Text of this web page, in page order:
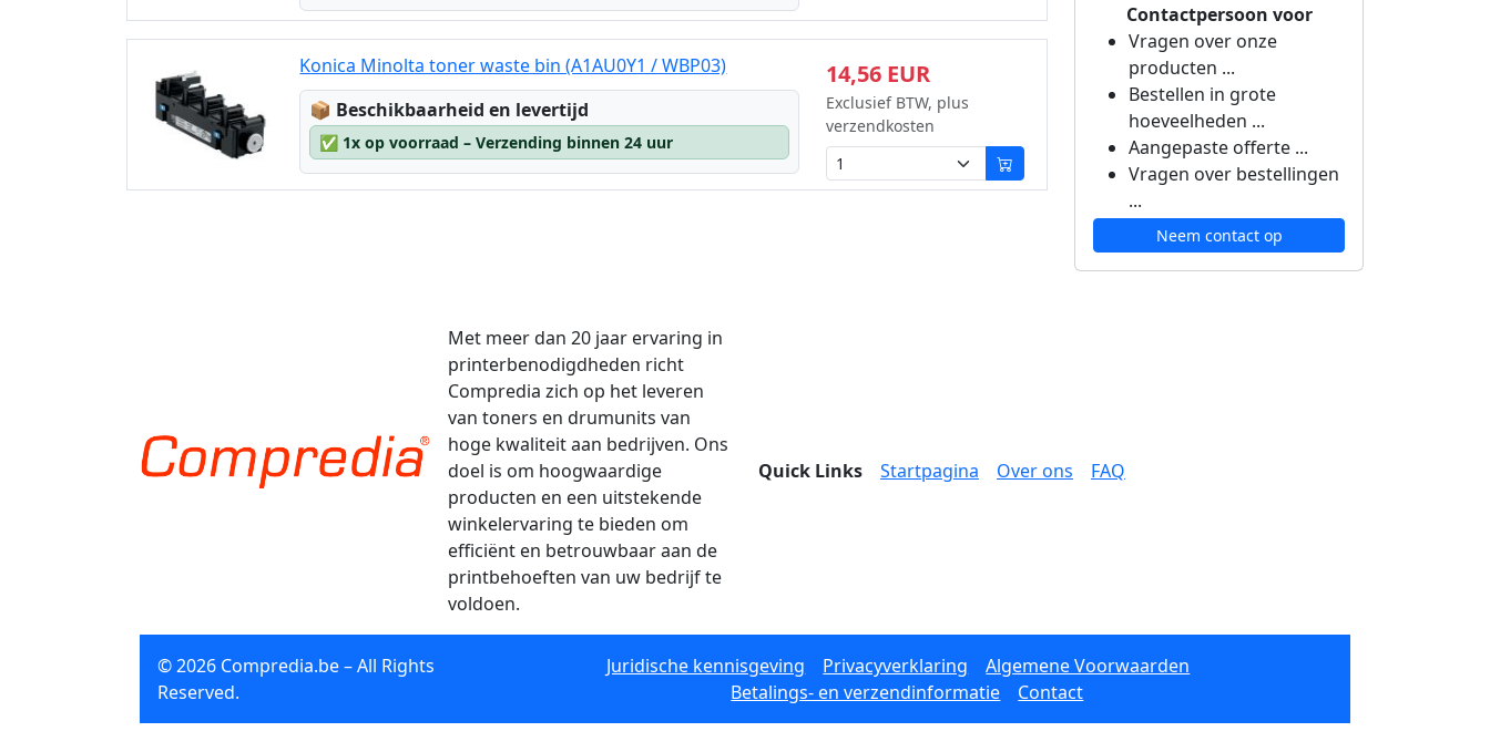
Konica Minolta toner waste bin (A1AU0Y1 / WBP03)
📦 Lagerstatus:
Beschikbaarheid en levertijd
✅ 1x op voorraad – Verzending binnen 24 uur
14,56 EUR
Exclusief BTW, plus
verzendkosten
Contactpersoon voor
Vragen over onze
producten ...
Bestellen in grote
hoeveelheden ...
Aangepaste offerte ...
Vragen over bestellingen
...
Neem contact op
Met meer dan 20 jaar ervaring in
printerbenodigdheden richt
Compredia zich op het leveren
van toners en drumunits van
hoge kwaliteit aan bedrijven. Ons
doel is om hoogwaardige
producten en een uitstekende
winkelervaring te bieden om
efficiënt en betrouwbaar aan de
printbehoeften van uw bedrijf te
voldoen.
Quick Links Startpagina Over ons FAQ
© 2026 Compredia.be – All Rights
Reserved.
Juridische kennisgeving Privacyverklaring
Algemene Voorwaarden
Betalings- en verzendinformatie
Contact